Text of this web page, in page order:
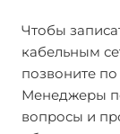
Чтобы
кабельным
позвоните
Менеджеры
вопросы и